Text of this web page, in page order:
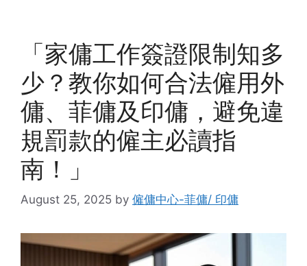
「家傭工作簽證限制知多
少？教你如何合法僱用外
傭、菲傭及印傭，避免違
規罰款的僱主必讀指
南！」
August 25, 2025 by 僱傭中心-菲傭/ 印傭